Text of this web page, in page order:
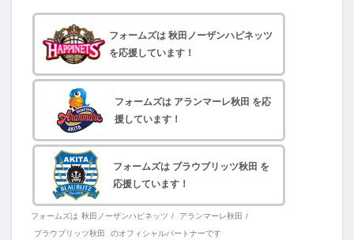
フォームズは 秋田ノーザンハピネッツ
を応援しています！
フォームズは アランマーレ秋田 を応
援しています！
フォームズは ブラウブリッツ秋田 を
応援しています！
フォームズは 秋田ノーザンハピネッツ / アランマーレ秋田 /
ブラウブリッツ秋田
のオフィシャルパートナーです